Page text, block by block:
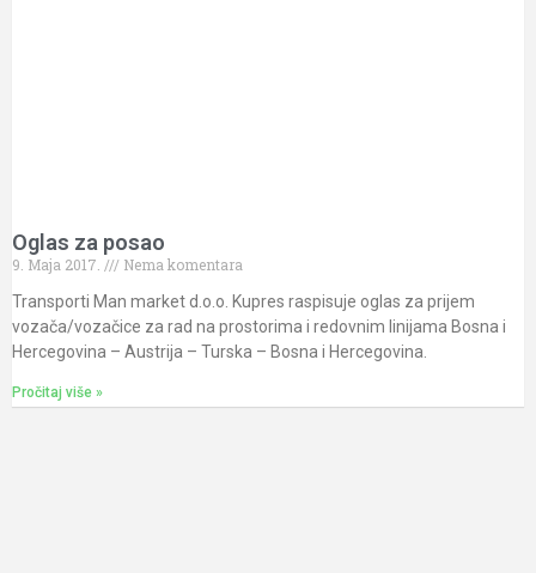
Oglas za posao
9. Maja 2017.
Nema komentara
Transporti Man market d.o.o. Kupres raspisuje oglas za prijem
vozača/vozačice za rad na prostorima i redovnim linijama Bosna i
Hercegovina – Austrija – Turska – Bosna i Hercegovina.
Pročitaj više »